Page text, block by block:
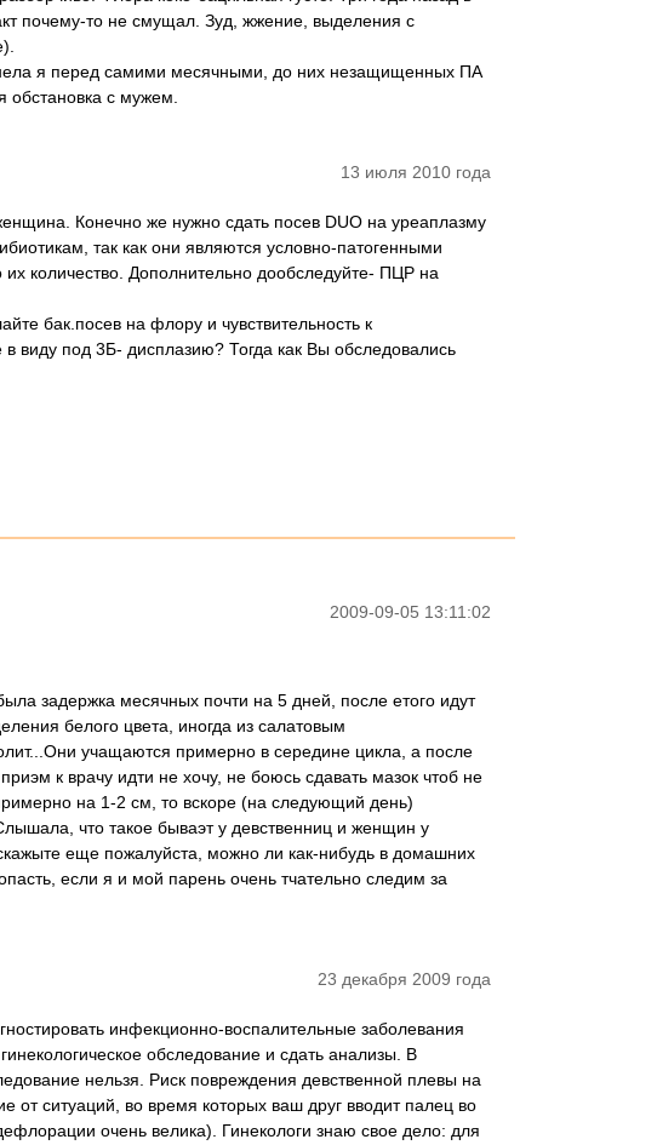
почему-то не смущал. Зуд, жжение, выделения с
я перед самими месячными, до них незащищенных ПА
с мужем.
13 июля 2010 года
Конечно же нужно сдать посев DUO на уреаплазму
так как они являются условно-патогенными
количество. Дополнительно дообследуйте- ПЦР на
бак.посев на флору и чувствительность к
виду под 3Б- дисплазию? Тогда как Вы обследовались
2009-09-05 13:11:02
задержка месячных почти на 5 дней, после етого идут
белого цвета, иногда из салатовым
учащаются примерно в середине цикла, а после
к врачу идти не хочу, не боюсь сдавать мазок чтоб не
на 1-2 см, то вскоре (на следующий день)
что такое бываэт у девственниц и женщин у
еще пожалуйста, можно ли как-нибудь в домашних
если я и мой парень очень тчательно следим за
23 декабря 2009 года
инфекционно-воспалительные заболевания
обследование и сдать анализы. В
нельзя. Риск повреждения девственной плевы на
от ситуаций, во время которых ваш друг вводит палец во
очень велика). Гинекологи знаю свое дело: для